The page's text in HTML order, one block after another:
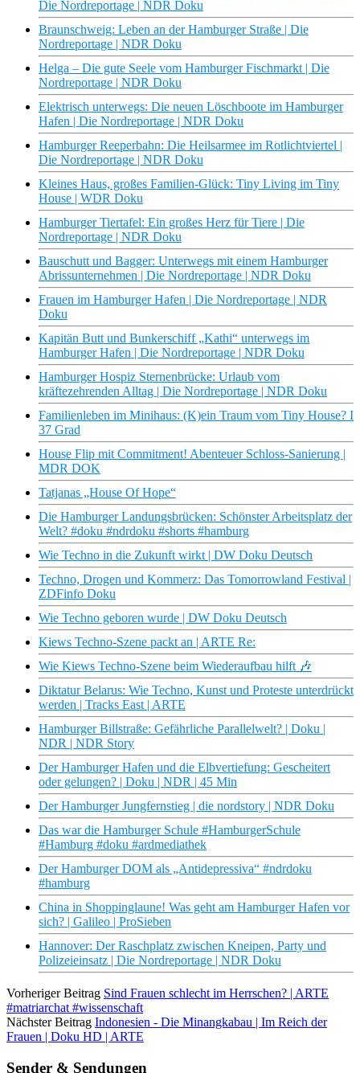
Die Nordreportage | NDR Doku
Braunschweig: Leben an der Hamburger Straße | Die
Nordreportage | NDR Doku
Helga – Die gute Seele vom Hamburger Fischmarkt | Die
Nordreportage | NDR Doku
Elektrisch unterwegs: Die neuen Löschboote im Hamburger
Hafen | Die Nordreportage | NDR Doku
Hamburger Reeperbahn: Die Heilsarmee im Rotlichtviertel |
Die Nordreportage | NDR Doku
Kleines Haus, großes Familien-Glück: Tiny Living im Tiny
House | WDR Doku
Hamburger Tiertafel: Ein großes Herz für Tiere | Die
Nordreportage | NDR Doku
Bauschutt und Bagger: Unterwegs mit einem Hamburger
Abrissunternehmen | Die Nordreportage | NDR Doku
Frauen im Hamburger Hafen | Die Nordreportage | NDR
Doku
Kapitän Butt und Bunkerschiff „Kathi“ unterwegs im
Hamburger Hafen | Die Nordreportage | NDR Doku
Hamburger Hospiz Sternenbrücke: Urlaub vom
kräftezehrenden Alltag | Die Nordreportage | NDR Doku
Familienleben im Minihaus: (K)ein Traum vom Tiny House? I
37 Grad
House Flip mit Commitment! Abenteuer Schloss-Sanierung |
MDR DOK
Tatjanas „House Of Hope“
Die Hamburger Landungsbrücken: Schönster Arbeitsplatz der
Welt? #doku #ndrdoku #shorts #hamburg
Wie Techno in die Zukunft wirkt | DW Doku Deutsch
Techno, Drogen und Kommerz: Das Tomorrowland Festival |
ZDFinfo Doku
Wie Techno geboren wurde | DW Doku Deutsch
Kiews Techno-Szene packt an | ARTE Re:
Wie Kiews Techno-Szene beim Wiederaufbau hilft 🎶
Diktatur Belarus: Wie Techno, Kunst und Proteste unterdrückt
werden | Tracks East | ARTE
Hamburger Billstraße: Gefährliche Parallelwelt? | Doku |
NDR | NDR Story
Der Hamburger Hafen und die Elbvertiefung: Gescheitert
oder gelungen? | Doku | NDR | 45 Min
Der Hamburger Jungfernstieg | die nordstory | NDR Doku
Das war die Hamburger Schule #HamburgerSchule
#Hamburg #doku #ardmediathek
Der Hamburger DOM als „Antidepressiva“ #ndrdoku
#hamburg
China in Shoppinglaune! Was geht am Hamburger Hafen vor
sich? | Galileo | ProSieben
Hannover: Der Raschplatz zwischen Kneipen, Party und
Polizeieinsatz | Die Nordreportage | NDR Doku
Vorheriger Beitrag Sind Frauen schlecht im Herrschen? | ARTE
#matriarchat #wissenschaft
Nächster Beitrag Indonesien - Die Minangkabau | Im Reich der
Frauen | Doku HD | ARTE
Sender & Sendungen